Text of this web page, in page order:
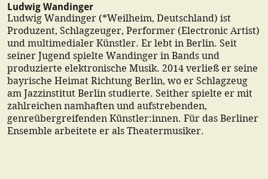
Ludwig Wandinger
Ludwig Wandinger (*Weilheim, Deutschland) ist
Produzent, Schlagzeuger, Performer (Electronic Artist)
und multimedialer Künstler. Er lebt in Berlin. Seit
seiner Jugend spielte Wandinger in Bands und
produzierte elektronische Musik. 2014 verließ er seine
bayrische Heimat Richtung Berlin, wo er Schlagzeug
am Jazzinstitut Berlin studierte. Seither spielte er mit
zahlreichen namhaften und aufstrebenden,
genreübergreifenden Künstler:innen. Für das Berliner
Ensemble arbeitete er als Theatermusiker.